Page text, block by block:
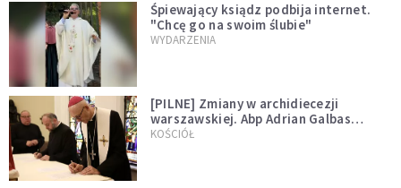
Śpiewający ksiądz podbija internet.
"Chcę go na swoim ślubie"
WYDARZENIA
[PILNE] Zmiany w archidiecezji
warszawskiej. Abp Adrian Galbas
wręczył dekrety nowym proboszczom
KOŚCIÓŁ